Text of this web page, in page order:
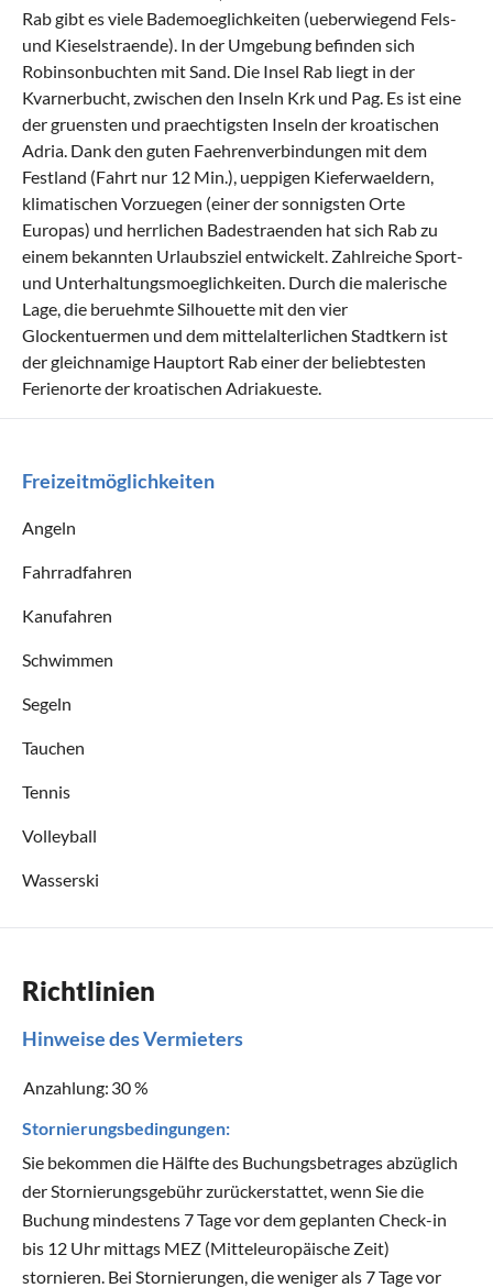
Rab gibt es viele Bademoeglichkeiten (ueberwiegend Fels-
und Kieselstraende). In der Umgebung befinden sich
Robinsonbuchten mit Sand. Die Insel Rab liegt in der
Kvarnerbucht, zwischen den Inseln Krk und Pag. Es ist eine
der gruensten und praechtigsten Inseln der kroatischen
Adria. Dank den guten Faehrenverbindungen mit dem
Festland (Fahrt nur 12 Min.), ueppigen Kieferwaeldern,
klimatischen Vorzuegen (einer der sonnigsten Orte
Europas) und herrlichen Badestraenden hat sich Rab zu
einem bekannten Urlaubsziel entwickelt. Zahlreiche Sport-
und Unterhaltungsmoeglichkeiten. Durch die malerische
Lage, die beruehmte Silhouette mit den vier
Glockentuermen und dem mittelalterlichen Stadtkern ist
der gleichnamige Hauptort Rab einer der beliebtesten
Ferienorte der kroatischen Adriakueste.
Freizeitmöglichkeiten
Angeln
Fahrradfahren
Kanufahren
Schwimmen
Segeln
Tauchen
Tennis
Volleyball
Wasserski
Richtlinien
Hinweise des Vermieters
Anzahlung: 30 %
Stornierungsbedingungen:
Sie bekommen die Hälfte des Buchungsbetrages abzüglich
der Stornierungsgebühr zurückerstattet, wenn Sie die
Buchung mindestens 7 Tage vor dem geplanten Check-in
bis 12 Uhr mittags MEZ (Mitteleuropäische Zeit)
stornieren. Bei Stornierungen, die weniger als 7 Tage vor